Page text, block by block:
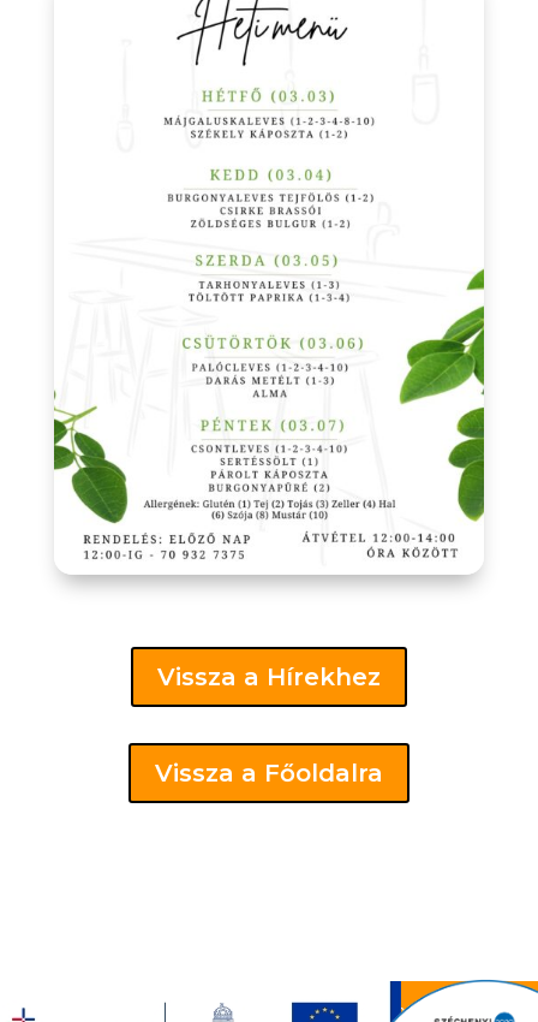
Vissza a Hírekhez
Vissza a Főoldalra
Bükkaranyos Község Önkormányzata 2019. | 3554